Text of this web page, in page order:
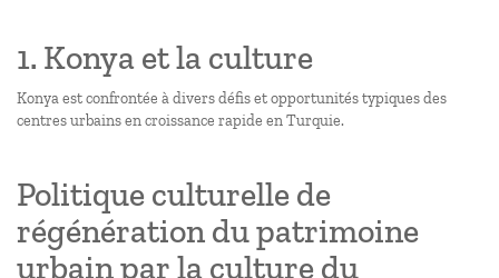
1. Konya et la culture
Konya est confrontée à divers défis et opportunités typiques des
centres urbains en croissance rapide en Turquie.
Politique culturelle de
régénération du patrimoine
urbain par la culture du